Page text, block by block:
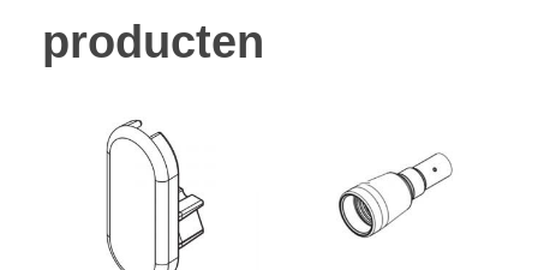
producten